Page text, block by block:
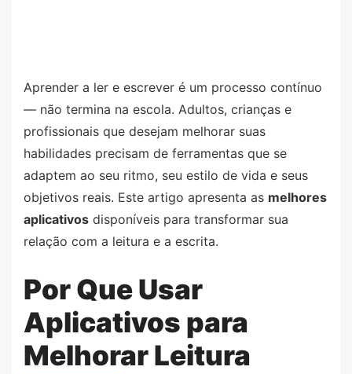
Aprender a ler e escrever é um processo contínuo
— não termina na escola. Adultos, crianças e
profissionais que desejam melhorar suas
habilidades precisam de ferramentas que se
adaptem ao seu ritmo, seu estilo de vida e seus
objetivos reais. Este artigo apresenta as melhores
aplicativos disponíveis para transformar sua
relação com a leitura e a escrita.
Por Que Usar
Aplicativos para
Melhorar Leitura